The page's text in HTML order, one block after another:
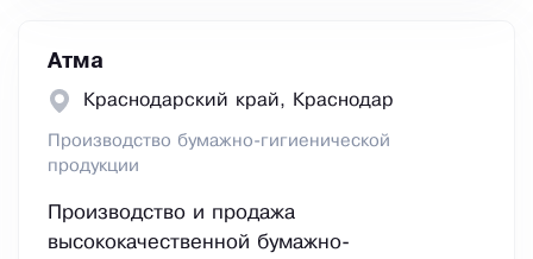
Атма
Краснодарский край, Краснодар
Производство бумажно-гигиенической
продукции
Производство и продажа
высококачественной бумажно-